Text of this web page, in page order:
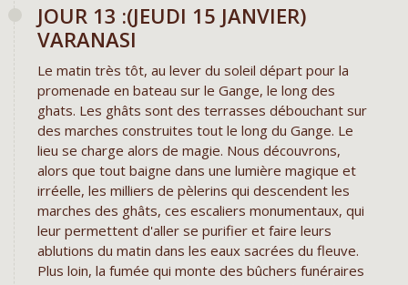
JOUR 13 :(JEUDI 15 JANVIER)
VARANASI
Le matin très tôt, au lever du soleil départ pour la
promenade en bateau sur le Gange, le long des
ghats. Les ghâts sont des terrasses débouchant sur
des marches construites tout le long du Gange. Le
lieu se charge alors de magie. Nous découvrons,
alors que tout baigne dans une lumière magique et
irréelle, les milliers de pèlerins qui descendent les
marches des ghâts, ces escaliers monumentaux, qui
leur permettent d'aller se purifier et faire leurs
ablutions du matin dans les eaux sacrées du fleuve.
Plus loin, la fumée qui monte des bûchers funéraires